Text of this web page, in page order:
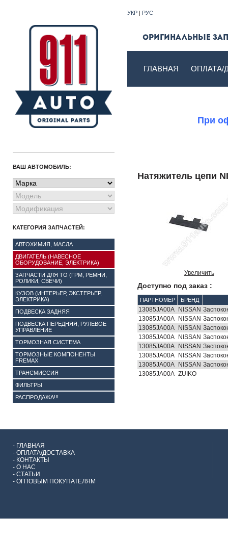
УКР | РУС
Оригинальные
ГЛАВНАЯ ОПЛАТА/
При
Натяжитель цепи
Увеличить
Доступно под заказ :
ПАРТНОМЕР БРЕНД
13085JA00A NISSAN
13085JA00A
NISSAN
13085JA00A
NISSAN
13085JA00A
NISSAN
13085JA00A
NISSAN
13085JA00A
NISSAN
13085JA00A
NISSAN
13085JA00A ZUIKO
ВАШ АВТОМОБИЛЬ:
КАТЕГОРИЯ ЗАПЧАСТЕЙ:
АВТОХИМИЯ, МАСЛА
ДВИГАТЕЛЬ (НАВЕСНОЕ
ОБОРУДОВАНИЕ, ЭЛЕКТРИКА)
ЗАПЧАСТИ ДЛЯ ТО (ГРМ, РЕМНИ,
РОЛИКИ, СВЕЧИ)
КУЗОВ (ИНТЕРЬЕР, ЭКСТЕРЬЕР,
ЭЛЕКТРИКА)
ПОДВЕСКА ЗАДНЯЯ
ПОДВЕСКА ПЕРЕДНЯЯ, РУЛЕВОЕ
УПРАВЛЕНИЕ
ТОРМОЗНАЯ СИСТЕМА
ТОРМОЗНЫЕ КОМПОНЕНТЫ
FREMAX
ТРАНСМИССИЯ
ФИЛЬТРЫ
РАСПРОДАЖА!!!
- ГЛАВНАЯ
- ОПЛАТА/ДОСТАВКА
- КОНТАКТЫ
- О НАС
- СТАТЬИ
- ОПТОВЫМ ПОКУПАТЕЛЯМ